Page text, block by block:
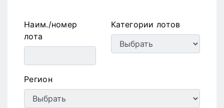
Наим./номер
лота
Категории лотов
Регион